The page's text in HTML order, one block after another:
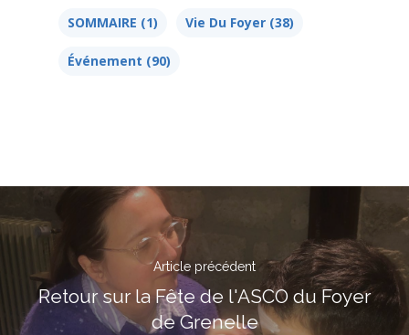
SOMMAIRE (1) Vie Du Foyer (38)
Événement (90)
Article précédent
Retour sur la Fête de l'ASCO du Foyer
de Grenelle